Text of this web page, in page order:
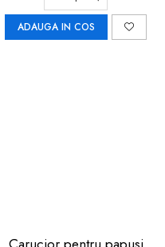
ADAUGA IN COS